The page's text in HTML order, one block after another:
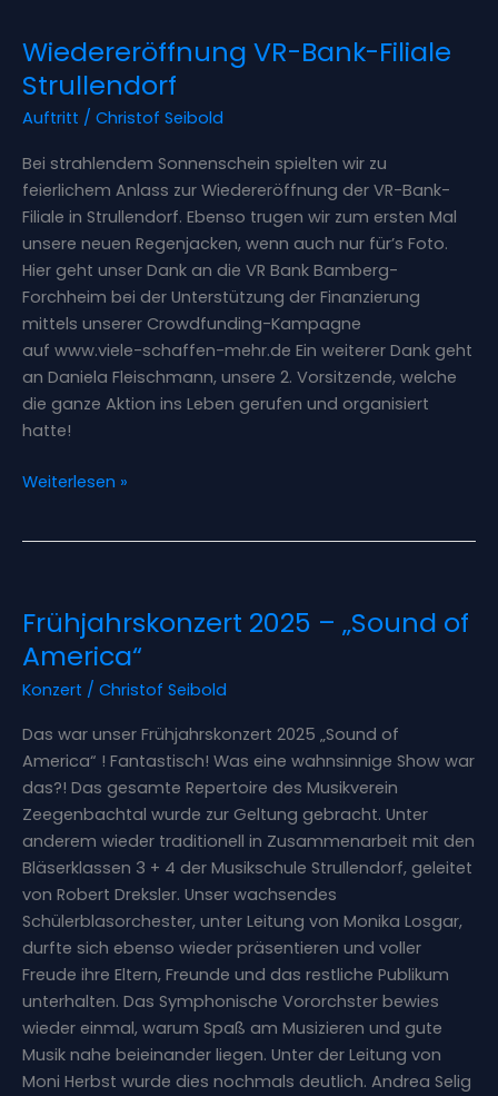
Wiedereröffnung VR-Bank-Filiale
Strullendorf
Auftritt / Christof Seibold
Bei strahlendem Sonnenschein spielten wir zu
feierlichem Anlass zur Wiedereröffnung der VR-Bank-
Filiale in Strullendorf. Ebenso trugen wir zum ersten Mal
unsere neuen Regenjacken, wenn auch nur für’s Foto.
Hier geht unser Dank an die VR Bank Bamberg-
Forchheim bei der Unterstützung der Finanzierung
mittels unserer Crowdfunding-Kampagne
auf www.viele-schaffen-mehr.de Ein weiterer Dank geht
an Daniela Fleischmann, unsere 2. Vorsitzende, welche
die ganze Aktion ins Leben gerufen und organisiert
hatte!
VR-
Bank-
Strullendorf
Weiterlesen »
Frühjahrskonzert 2025 – „Sound of
America“
Konzert / Christof Seibold
Das war unser Frühjahrskonzert 2025 „Sound of
America“ ! Fantastisch! Was eine wahnsinnige Show war
das?! Das gesamte Repertoire des Musikverein
Zeegenbachtal wurde zur Geltung gebracht. Unter
anderem wieder traditionell in Zusammenarbeit mit den
Bläserklassen 3 + 4 der Musikschule Strullendorf, geleitet
von Robert Dreksler. Unser wachsendes
Schülerblasorchester, unter Leitung von Monika Losgar,
durfte sich ebenso wieder präsentieren und voller
Freude ihre Eltern, Freunde und das restliche Publikum
unterhalten. Das Symphonische Vororchster bewies
wieder einmal, warum Spaß am Musizieren und gute
Musik nahe beieinander liegen. Unter der Leitung von
Moni Herbst wurde dies nochmals deutlich. Andrea Selig
2025
–
of
America“